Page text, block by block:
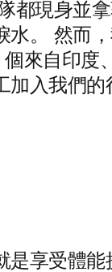
都現身並
水。 然而
來自印度
加入我們
是享受體